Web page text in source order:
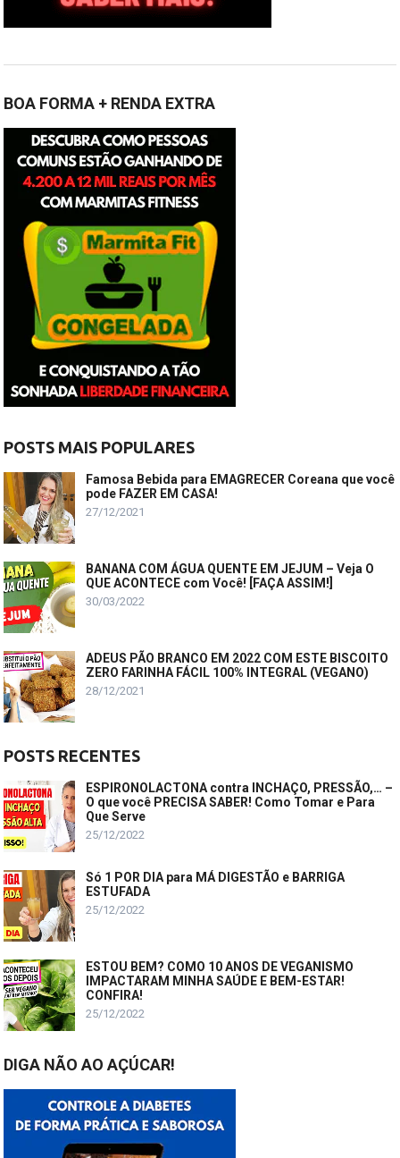
BOA FORMA + RENDA EXTRA
POSTS MAIS POPULARES
Famosa Bebida para EMAGRECER Coreana que você
pode FAZER EM CASA!
27/12/2021
BANANA COM ÁGUA QUENTE EM JEJUM – Veja O
QUE ACONTECE com Você! [FAÇA ASSIM!]
30/03/2022
ADEUS PÃO BRANCO EM 2022 COM ESTE BISCOITO
ZERO FARINHA FÁCIL 100% INTEGRAL (VEGANO)
28/12/2021
POSTS RECENTES
ESPIRONOLACTONA contra INCHAÇO, PRESSÃO,… –
O que você PRECISA SABER! Como Tomar e Para
Que Serve
25/12/2022
Só 1 POR DIA para MÁ DIGESTÃO e BARRIGA
ESTUFADA
25/12/2022
ESTOU BEM? COMO 10 ANOS DE VEGANISMO
IMPACTARAM MINHA SAÚDE E BEM-ESTAR!
CONFIRA!
25/12/2022
DIGA NÃO AO AÇÚCAR!